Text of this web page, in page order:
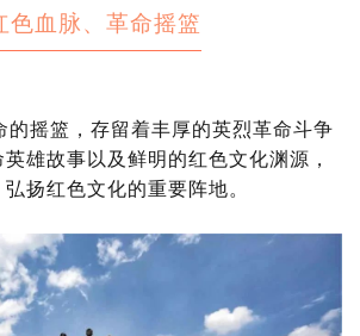
色血脉、革命摇篮
摇篮，存留着丰厚的英烈革命斗争
雄故事以及鲜明的红色文化渊源，
扬红色文化的重要阵地。